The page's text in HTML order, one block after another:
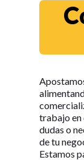
trabajo en
dudas o
de tu
Estamos